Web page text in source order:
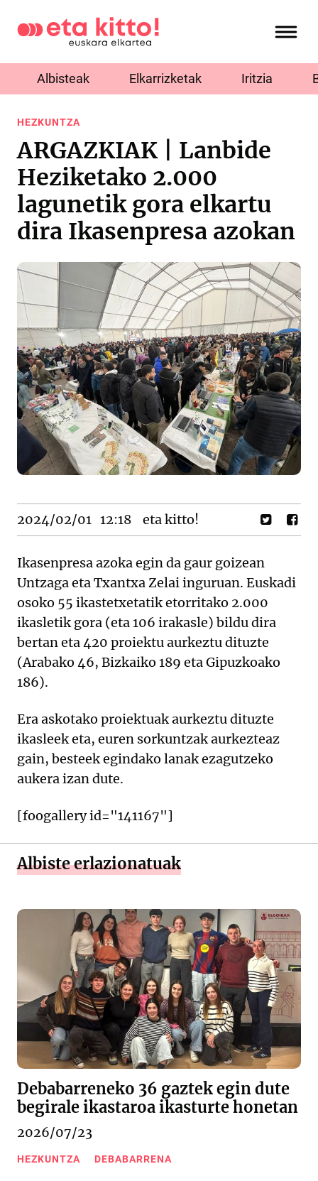
Albisteak Elkarrizketak Iritzia
HEZKUNTZA
ARGAZKIAK | Lanbide
Heziketako 2.000
lagunetik gora elkartu
dira Ikasenpresa azokan
2024/02/01 12:18 eta kitto!
Ikasenpresa azoka egin da gaur goizean
Untzaga eta Txantxa Zelai inguruan. Euskadi
osoko 55 ikastetxetatik etorritako 2.000
ikasletik gora (eta 106 irakasle) bildu dira
bertan eta 420 proiektu aurkeztu dituzte
(Arabako 46, Bizkaiko 189 eta Gipuzkoako
186).
Era askotako proiektuak aurkeztu dituzte
ikasleek eta, euren sorkuntzak aurkezteaz
gain, besteek egindako lanak ezagutzeko
aukera izan dute.
[foogallery id="141167"]
Albiste erlazionatuak
Debabarreneko 36 gaztek egin dute
begirale ikastaroa ikasturte honetan
2026/07/23
HEZKUNTZA DEBABARRENA